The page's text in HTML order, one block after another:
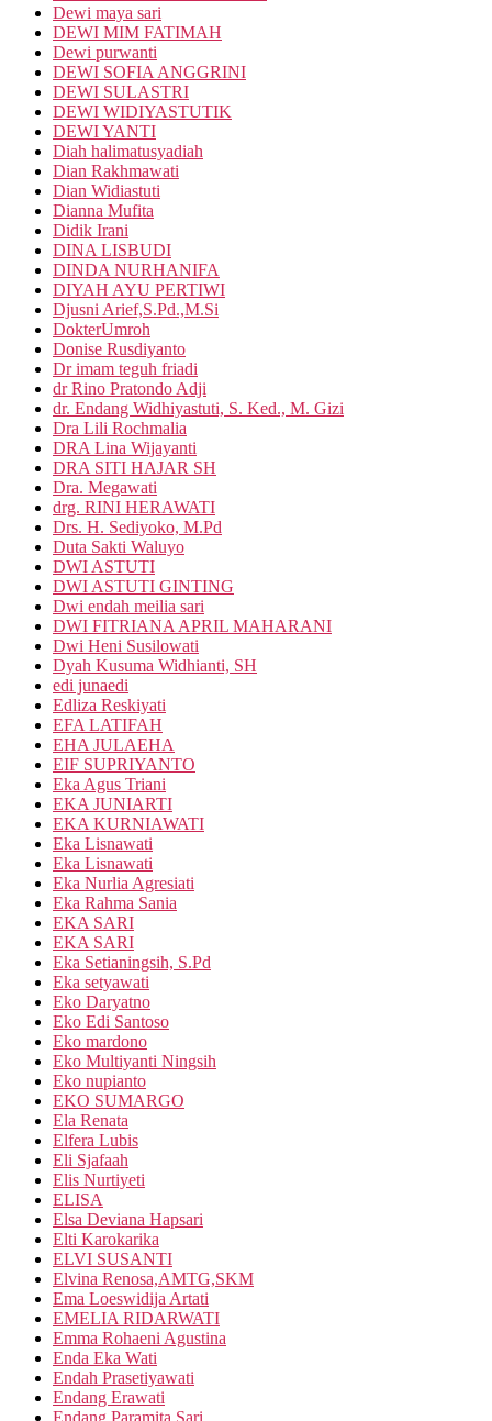
Dewi maya sari
DEWI MIM FATIMAH
Dewi purwanti
DEWI SOFIA ANGGRINI
DEWI SULASTRI
DEWI WIDIYASTUTIK
DEWI YANTI
Diah halimatusyadiah
Dian Rakhmawati
Dian Widiastuti
Dianna Mufita
Didik Irani
DINA LISBUDI
DINDA NURHANIFA
DIYAH AYU PERTIWI
Djusni Arief,S.Pd.,M.Si
DokterUmroh
Donise Rusdiyanto
Dr imam teguh friadi
dr Rino Pratondo Adji
dr. Endang Widhiyastuti, S. Ked., M. Gizi
Dra Lili Rochmalia
DRA Lina Wijayanti
DRA SITI HAJAR SH
Dra. Megawati
drg. RINI HERAWATI
Drs. H. Sediyoko, M.Pd
Duta Sakti Waluyo
DWI ASTUTI
DWI ASTUTI GINTING
Dwi endah meilia sari
DWI FITRIANA APRIL MAHARANI
Dwi Heni Susilowati
Dyah Kusuma Widhianti, SH
edi junaedi
Edliza Reskiyati
EFA LATIFAH
EHA JULAEHA
EIF SUPRIYANTO
Eka Agus Triani
EKA JUNIARTI
EKA KURNIAWATI
Eka Lisnawati
Eka Lisnawati
Eka Nurlia Agresiati
Eka Rahma Sania
EKA SARI
EKA SARI
Eka Setianingsih, S.Pd
Eka setyawati
Eko Daryatno
Eko Edi Santoso
Eko mardono
Eko Multiyanti Ningsih
Eko nupianto
EKO SUMARGO
Ela Renata
Elfera Lubis
Eli Sjafaah
Elis Nurtiyeti
ELISA
Elsa Deviana Hapsari
Elti Karokarika
ELVI SUSANTI
Elvina Renosa,AMTG,SKM
Ema Loeswidija Artati
EMELIA RIDARWATI
Emma Rohaeni Agustina
Enda Eka Wati
Endah Prasetiyawati
Endang Erawati
Endang Paramita Sari